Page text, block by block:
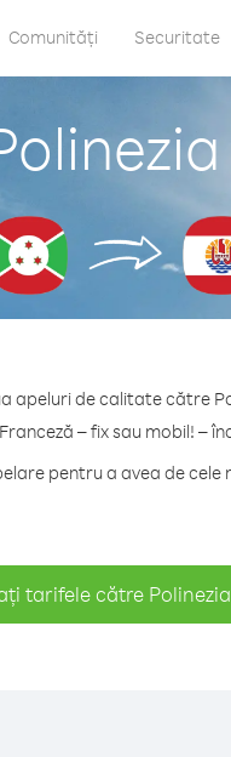
Comunități Securitate
apeluri de calitate către
– fix sau mobil! –
pentru a avea de
tarifele către